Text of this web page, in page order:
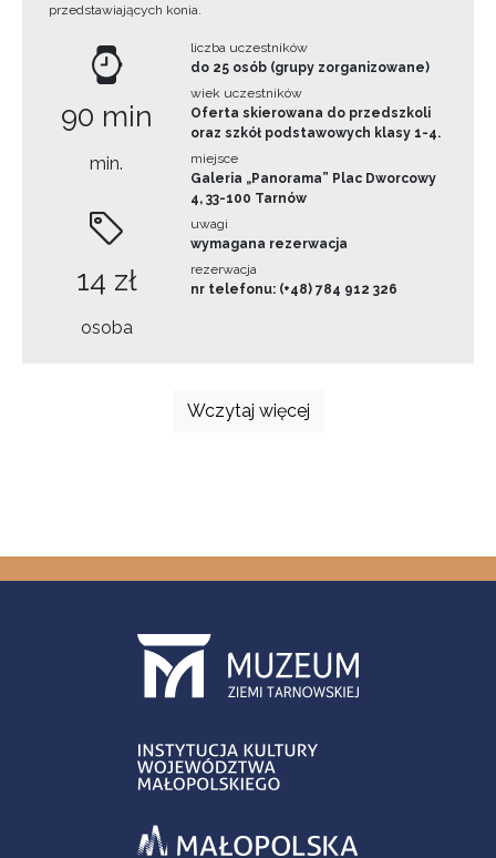
przedstawiających konia.
90 min
min.
14 zł
osoba
liczba uczestników
do 25 osób (grupy zorganizowane)
wiek uczestników
Oferta skierowana do przedszkoli
oraz szkół podstawowych klasy 1-4.
miejsce
Galeria „Panorama” Plac Dworcowy
4, 33-100 Tarnów
uwagi
wymagana rezerwacja
rezerwacja
nr telefonu: (+48) 784 912 326
Wczytaj więcej